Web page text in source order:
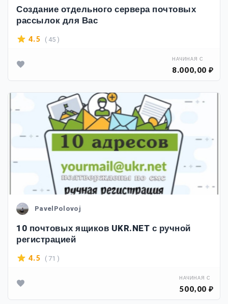
Создание отдельного сервера почтовых
рассылок для Вас
4.5 ( 45 )
НАЧИНАЯ С
8.000,00 ₽
PavelPolovoj
10 почтовых ящиков UKR.NET с ручной
регистрацией
4.5 ( 71 )
НАЧИНАЯ С
500,00 ₽